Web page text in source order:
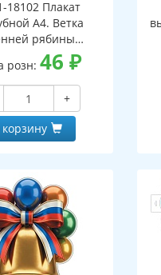
Плакат
А4. Ветка
рябины
ВД-лак)
розн:46₽
+